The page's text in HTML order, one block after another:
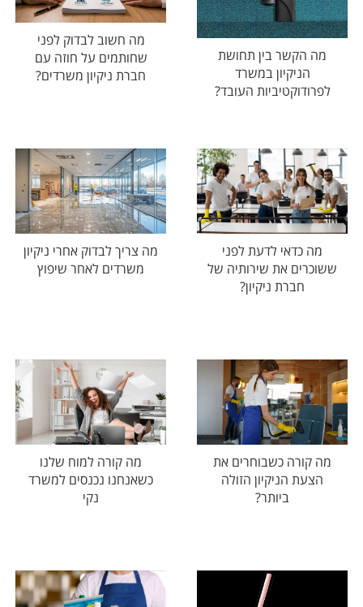
מה הקשר בין תחושת
הניקיון במשרד
לפרודוקטיביות העובד?
מה חשוב לבדוק לפני
שחותמים על חוזה עם
חברת ניקיון משרדים?
מה כדאי לדעת לפני
ששוכרים את שירותיה של
חברת ניקיון?
מה צריך לבדוק אחרי ניקיון
משרדים לאחר שיפוץ
מה קורה כשבוחרים את
הצעת הניקיון הזולה
ביותר?
מה קורה למוח שלנו
כשאנחנו נכנסים למשרד
נקי